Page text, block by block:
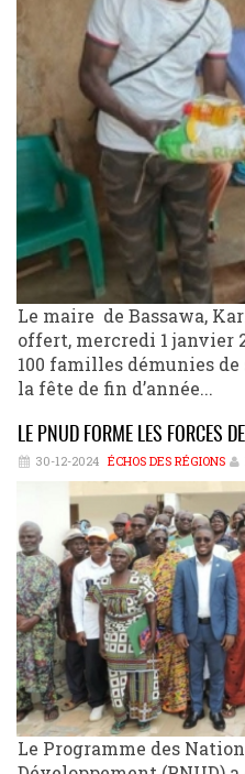
Le maire de Bassawa,
offert, mercredi 1 janvier
100 familles démunies
la fête de fin d’année...
LE PNUD FORME LES FORCES
30-12-2024 ÉCHOS DES RÉGIONS
Le Programme des